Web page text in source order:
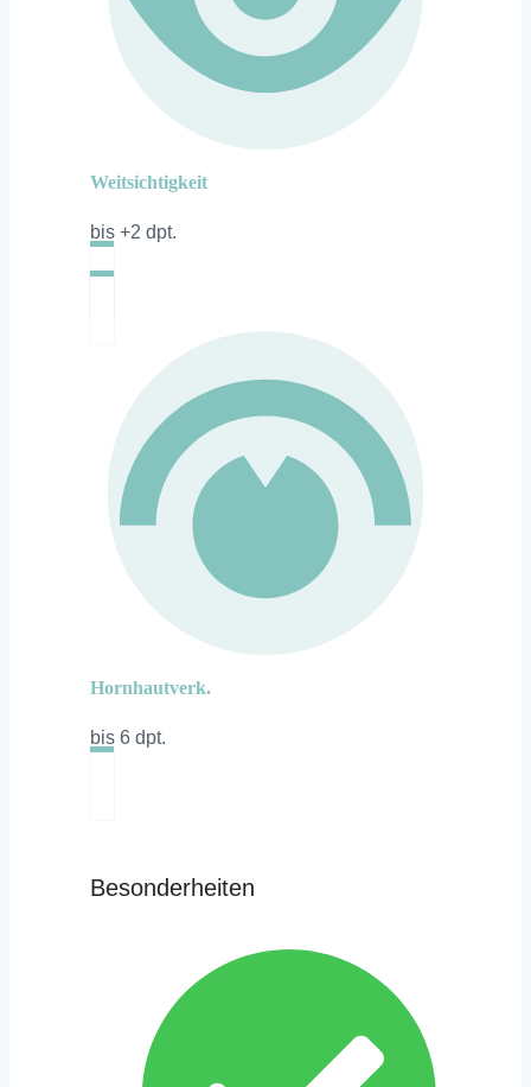
Weitsichtigkeit
bis +2 dpt.
Hornhautverk.
bis 6 dpt.
Besonderheiten